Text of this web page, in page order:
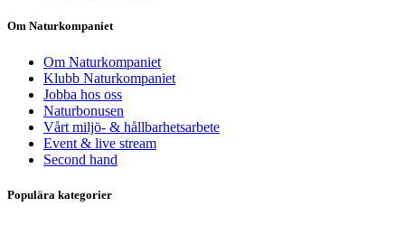
Om Naturkompaniet
Om Naturkompaniet
Klubb Naturkompaniet
Jobba hos oss
Naturbonusen
Vårt miljö- & hållbarhetsarbete
Event & live stream
Second hand
Populära kategorier